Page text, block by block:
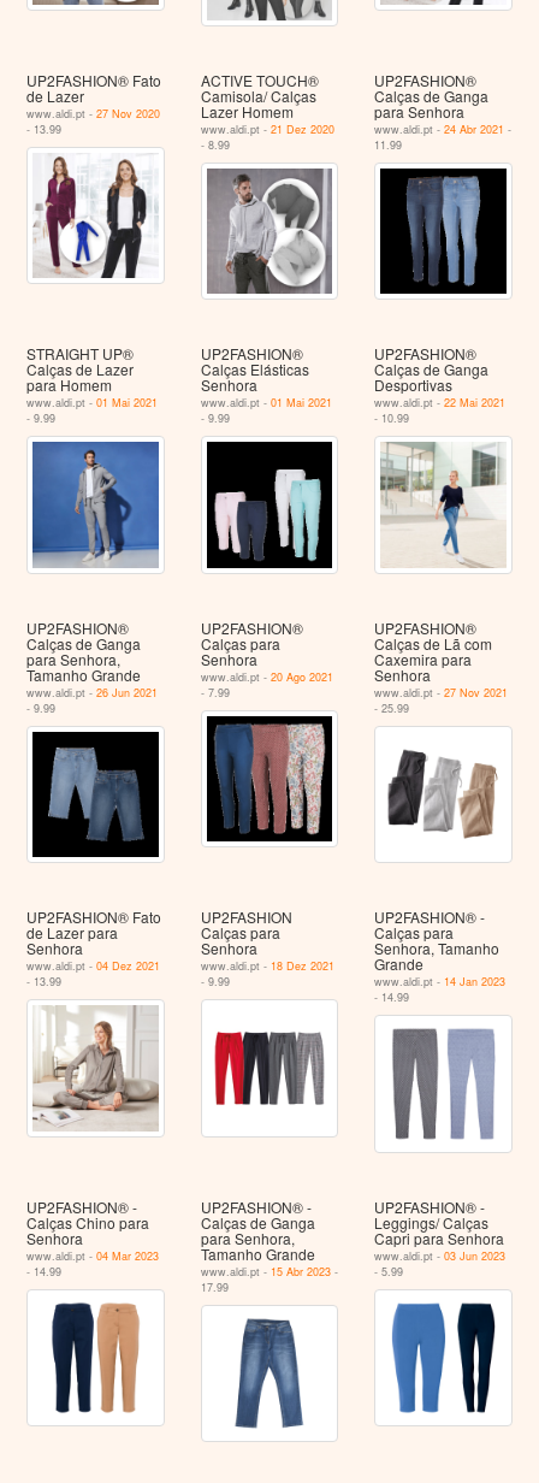
UP2FASHION® Fato
de Lazer
www.aldi.pt -27 Nov 2020
- 13.99
ACTIVE TOUCH®
Camisola/ Calças
Lazer Homem
www.aldi.pt - 21 Dez 2020
- 8.99
UP2FASHION®
Calças de Ganga
para Senhora
www.aldi.pt -24 Abr 2021 -
11.99
STRAIGHT UP®
Calças de Lazer
para Homem
www.aldi.pt -01 Mai 2021
- 9.99
UP2FASHION®
Calças Elásticas
Senhora
www.aldi.pt - 01 Mai 2021
- 9.99
UP2FASHION®
Calças de Ganga
Desportivas
www.aldi.pt -22 Mai 2021
- 10.99
UP2FASHION®
Calças de Ganga
para Senhora,
Tamanho Grande
www.aldi.pt -26 Jun 2021
- 9.99
UP2FASHION®
Calças para
Senhora
www.aldi.pt - 20 Ago 2021
- 7.99
UP2FASHION®
Calças de Lã com
Caxemira para
Senhora
www.aldi.pt -27 Nov 2021
- 25.99
UP2FASHION® Fato
de Lazer para
Senhora
www.aldi.pt -04 Dez 2021
- 13.99
UP2FASHION
Calças para
Senhora
www.aldi.pt - 18 Dez 2021
- 9.99
UP2FASHION® -
Calças para
Senhora, Tamanho
Grande
www.aldi.pt - 14 Jan 2023
- 14.99
UP2FASHION® -
Calças Chino para
Senhora
www.aldi.pt -04 Mar 2023
- 14.99
UP2FASHION® -
Calças de Ganga
para Senhora,
Tamanho Grande
www.aldi.pt - 15 Abr 2023-
17.99
UP2FASHION® -
Leggings/ Calças
Capri para Senhora
www.aldi.pt -03 Jun 2023
- 5.99